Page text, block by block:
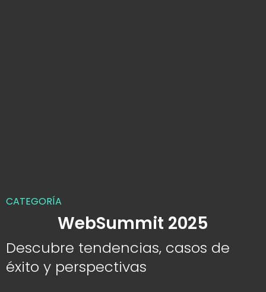
CATEGORÍA
WebSummit 2025
Descubre tendencias, casos de
éxito y perspectivas